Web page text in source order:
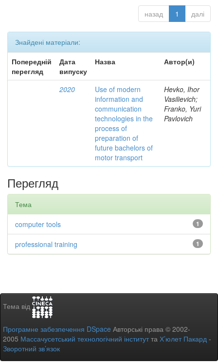
назад 1 далі
Знайдені матеріали:
Попередній
перегляд
Дата
випуску
Назва Автор(и)
2020
Use of modern
information and
communication
technologies in the
process of
preparation of
future bachelors of
motor transport
Hevko, Ihor
Vasilievich;
Franko, Yuri
Pavlovich
Перегляд
Тема
1
computer tools
1
professional training
Тема від
Програмне забезпечення DSpace Авторські права © 2002-
2005 Массачусетський технологічний інститутта Х’юлет Пакард -
Зворотний зв’язок